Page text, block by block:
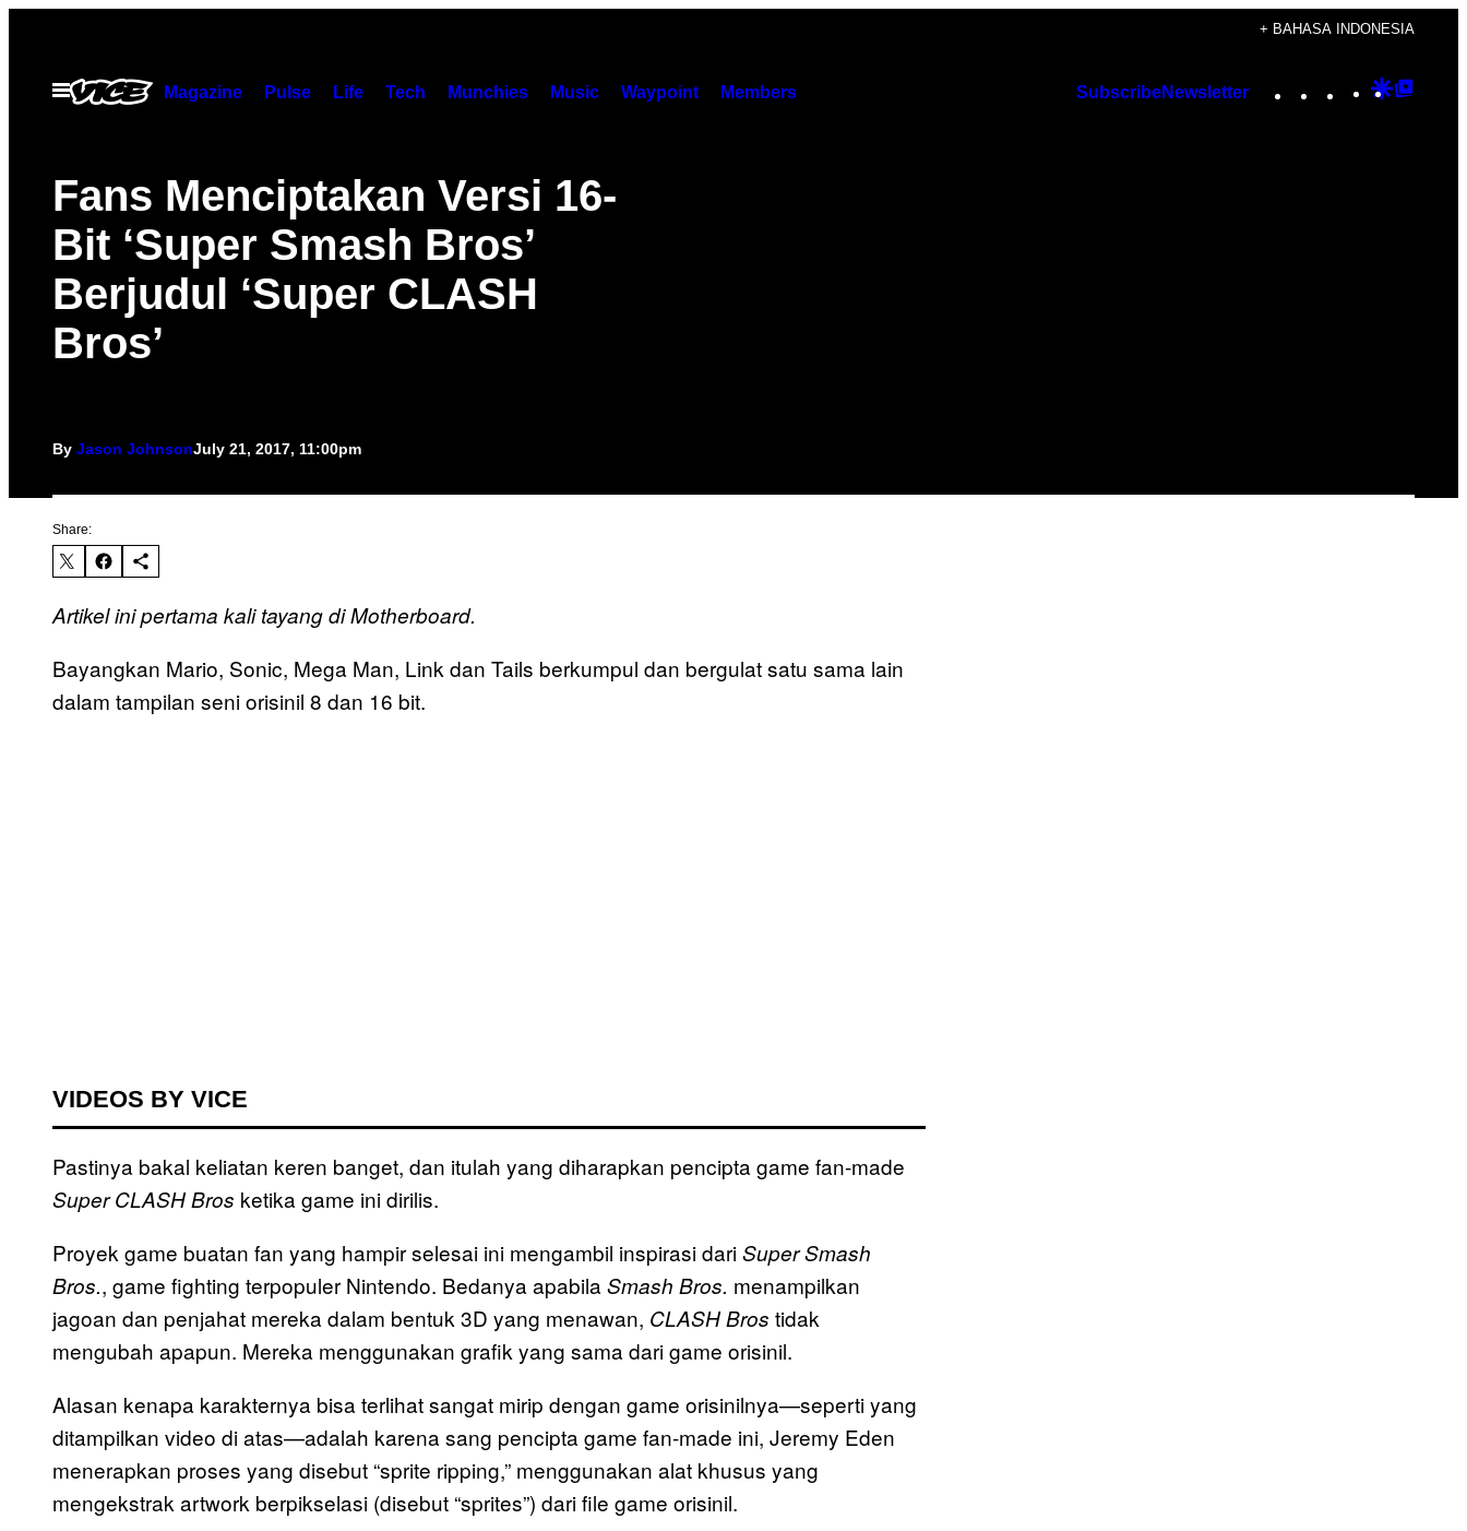
content
+ BAHASA INDONESIA
Open
Menu
Magazine Pulse Life Tech Munchies Music Waypoint Members SubscribeNewsletter Instagram
TikTok
YouTube
Google
Fans Menciptakan Versi 16-
Bit ‘Super Smash Bros’
Berjudul ‘Super CLASH
Bros’
By Jason JohnsonJuly 21, 2017, 11:00pm
Share:
Artikel ini pertama kali tayang di Motherboard.
Bayangkan Mario, Sonic, Mega Man, Link dan Tails berkumpul dan bergulat satu sama lain
dalam tampilan seni orisinil 8 dan 16 bit.
VIDEOS BY VICE
Pastinya bakal keliatan keren banget, dan itulah yang diharapkan pencipta game fan-made
Super CLASH Bros ketika game ini dirilis.
Proyek game buatan fan yang hampir selesai ini mengambil inspirasi dariSuper Smash
Bros., game fighting terpopuler Nintendo. Bedanya apabila Smash Bros. menampilkan
jagoan dan penjahat mereka dalam bentuk 3D yang menawan, CLASH Bros tidak
mengubah apapun. Mereka menggunakan grafik yang sama dari game orisinil.
Alasan kenapa karakternya bisa terlihat sangat mirip dengan game orisinilnya—seperti yang
ditampilkan video di atas—adalah karena sang pencipta game fan-made ini, Jeremy Eden
menerapkan proses yang disebut “sprite ripping,” menggunakan alat khusus yang
mengekstrak artwork berpikselasi (disebut “sprites”) dari file game orisinil.